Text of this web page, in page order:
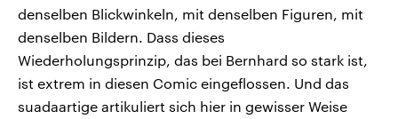
denselben Blickwinkeln, mit denselben Figuren, mit
denselben Bildern. Dass dieses
Wiederholungsprinzip, das bei Bernhard so stark ist,
ist extrem in diesen Comic eingeflossen. Und das
suadaartige artikuliert sich hier in gewisser Weise